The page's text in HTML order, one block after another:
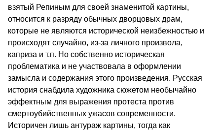
взятый Репиным для своей знаменитой картины,
относится к разряду обычных дворцовых драм,
которые не являются исторической неизбежностью и
происходят случайно, из-за личного произвола,
каприза и т.п. Но собственно историческая
проблематика и не участвовала в оформлении
замысла и содержания этого произведения. Русская
история снабдила художника сюжетом необычайно
эффектным для выражения протеста против
смертоубийственных ужасов современности.
Историчен лишь антураж картины, тогда как